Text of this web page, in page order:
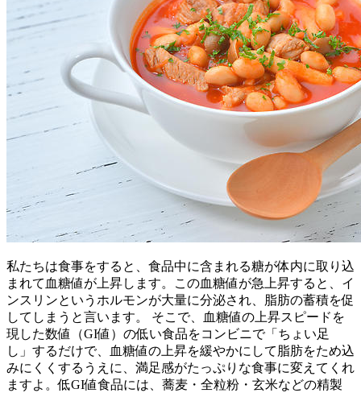
私たちは食事をすると、食品中に含まれる糖が体内に取り込
まれて血糖値が上昇します。この血糖値が急上昇すると、イ
ンスリンというホルモンが大量に分泌され、脂肪の蓄積を促
してしまうと言います。 そこで、血糖値の上昇スピードを
現した数値（GI値）の低い食品をコンビニで「ちょい足
し」するだけで、血糖値の上昇を緩やかにして脂肪をため込
みにくくするうえに、満足感がたっぷりな食事に変えてくれ
ますよ。低GI値食品には、蕎麦・全粒粉・玄米などの精製